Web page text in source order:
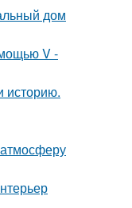
дом
V -
историю.
атмосферу